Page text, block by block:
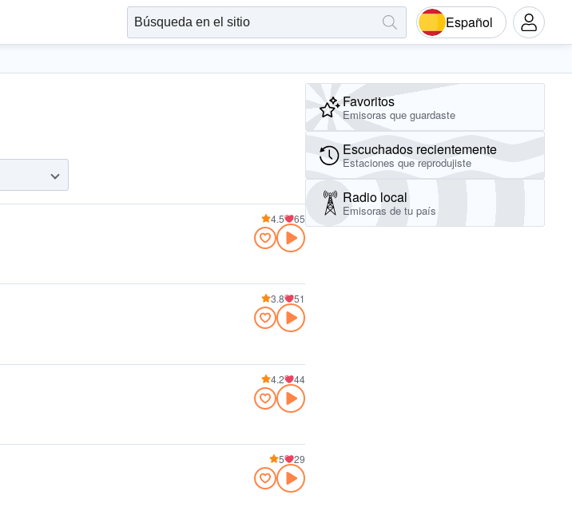
Español
4.5 65
3.8 51
4.2 44
5 29
Favoritos
Emisoras que guardaste
Escuchados recientemente
Estaciones que reprodujiste
Radio local
Emisoras de tu país